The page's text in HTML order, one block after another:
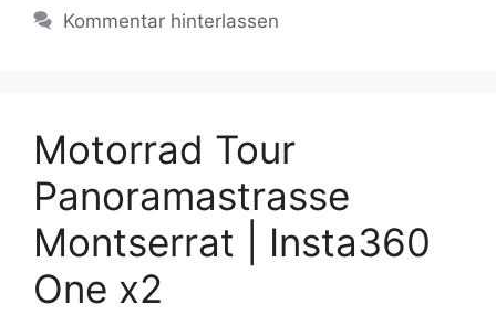
Kommentar hinterlassen
Motorrad Tour
Panoramastrasse
Montserrat | Insta360
One x2